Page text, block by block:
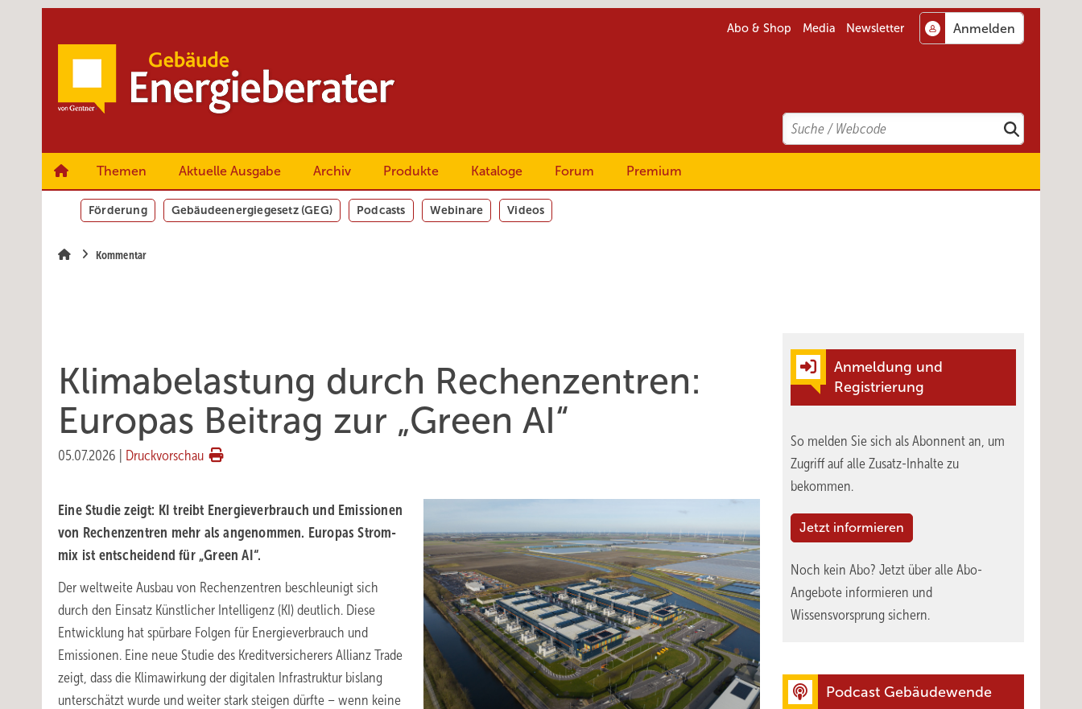
Abo & Shop Media Newsletter
Search
Suchen
Themen Aktuelle Ausgabe Archiv Produkte Kataloge Forum Premium
Förderung Gebäudeenergiegesetz (GEG) Podcasts Webinare Videos
Kommentar
Klimabelastung durch Rechen­zent­ren:
Euro­pas Beitrag zur „Green AI“
05.07.2026 Druckvorschau
Eine Studie zeigt: KI treibt Energie­ver­brauch und Emis­sio­nen
von Rechen­zent­ren mehr als an­ge­nom­men. Euro­pas Strom­
mix ist ent­schei­dend für „Green AI“.
Der weltweite Ausbau von Rechenzentren beschleunigt sich
durch den Einsatz Künstlicher Intelligenz (KI) deutlich. Diese
Entwicklung hat spürbare Folgen für Energieverbrauch und
Emissionen. Eine neue Studie des Kreditversicherers Allianz Trade
zeigt, dass die Klimawirkung der digitalen Infrastruktur bislang
unterschätzt wurde und weiter stark steigen dürfte – wenn keine
Anmeldung und
Registrierung
So melden Sie sich als Abonnent an, um
Zugriff auf alle Zusatz-Inhalte zu
bekommen.
Jetzt informieren
Noch kein Abo? Jetzt über alle Abo-
Angebote informieren und
Wissensvorsprung sichern.
Podcast Gebäudewende